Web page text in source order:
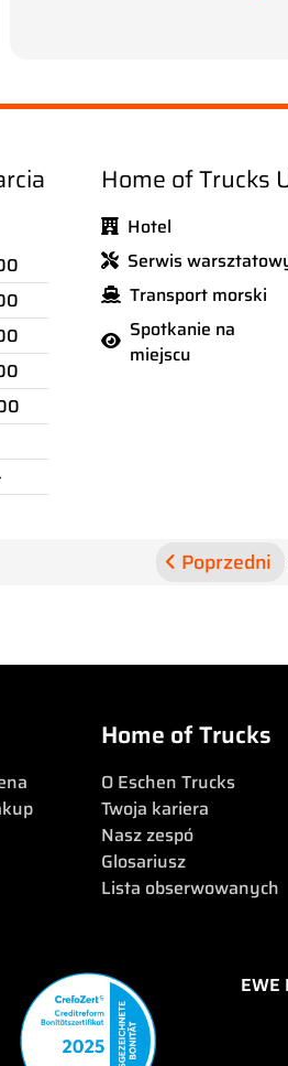
Home of Trucks
Hotel
Serwis
Transport morski
Spotkanie na
miejscu
Poprzedni
Home of Trucks
O Eschen Trucks
Twoja kariera
Nasz zespó
Glosariusz
Lista obserwowanych
EWE